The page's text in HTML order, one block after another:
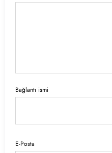
Bağlantı ismi
E-Posta